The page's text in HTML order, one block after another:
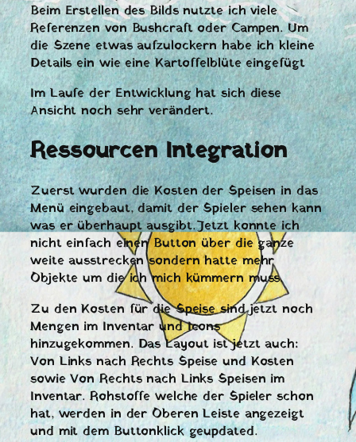
Beim Erstellen des Bilds nutzte ich viele
Referenzen von Bushcraft oder Campen. Um
die Szene etwas aufzulockern habe ich kleine
Details ein wie eine Kartoffelblüte eingefügt
Im Laufe der Entwicklung hat sich diese
Ansicht noch sehr verändert.
Ressourcen Integration
Zuerst wurden die Kosten der Speisen in das
Menü eingebaut, damit der Spieler sehen kann
was er überhaupt ausgibt. Jetzt konnte ich
nicht einfach einen Button über die ganze
weite ausstrecken sondern hatte mehr
Objekte um die ich mich kümmern muss.
Zu den Kosten für die Speise sind jetzt noch
Mengen im Inventar und Icons
hinzugekommen. Das Layout ist jetzt auch:
Von Links nach Rechts Speise und Kosten
sowie Von Rechts nach Links Speisen im
Inventar. Rohstoffe welche der Spieler schon
hat, werden in der Oberen Leiste angezeigt
und mit dem Buttonklick geupdated.